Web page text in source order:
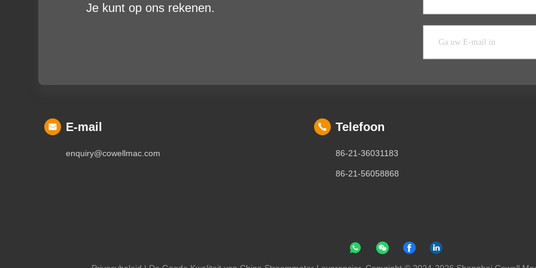
Je kunt op ons rekenen.
E-mail
enquiry@cowellmac.com
Telefoon
86-21-36031183
86-21-56058868